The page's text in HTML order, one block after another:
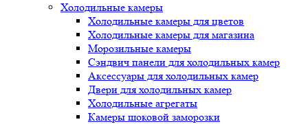
Холодильные камеры
Холодильные камеры для цветов
Холодильные камеры для магазина
Морозильные камеры
Сэндвич панели для холодильных камер
Аксессуары для холодильных камер
Двери для холодильных камер
Холодильные агрегаты
Камеры шоковой заморозки